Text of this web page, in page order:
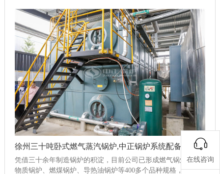
徐州三十吨卧式燃气蒸汽锅炉,中正锅炉系统配备多种节能设备
凭借三十余年制造锅炉的积淀，目前公司已形成燃气锅炉、生
物质锅炉、燃煤锅炉、导热油锅炉等400多个品种规格，并广泛
在线咨询